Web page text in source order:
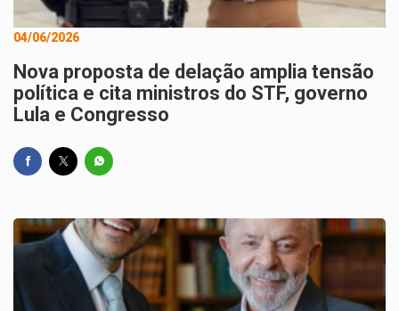
04/06/2026
Nova proposta de delação amplia tensão
política e cita ministros do STF, governo
Lula e Congresso